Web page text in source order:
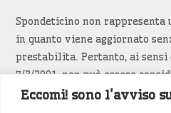
Eccomi! sono l'avviso
Spondeticino non
in quanto viene aggiornato
prestabilita. Pertanto, ai sensi
7/3/2001, non può essere
editoriale.